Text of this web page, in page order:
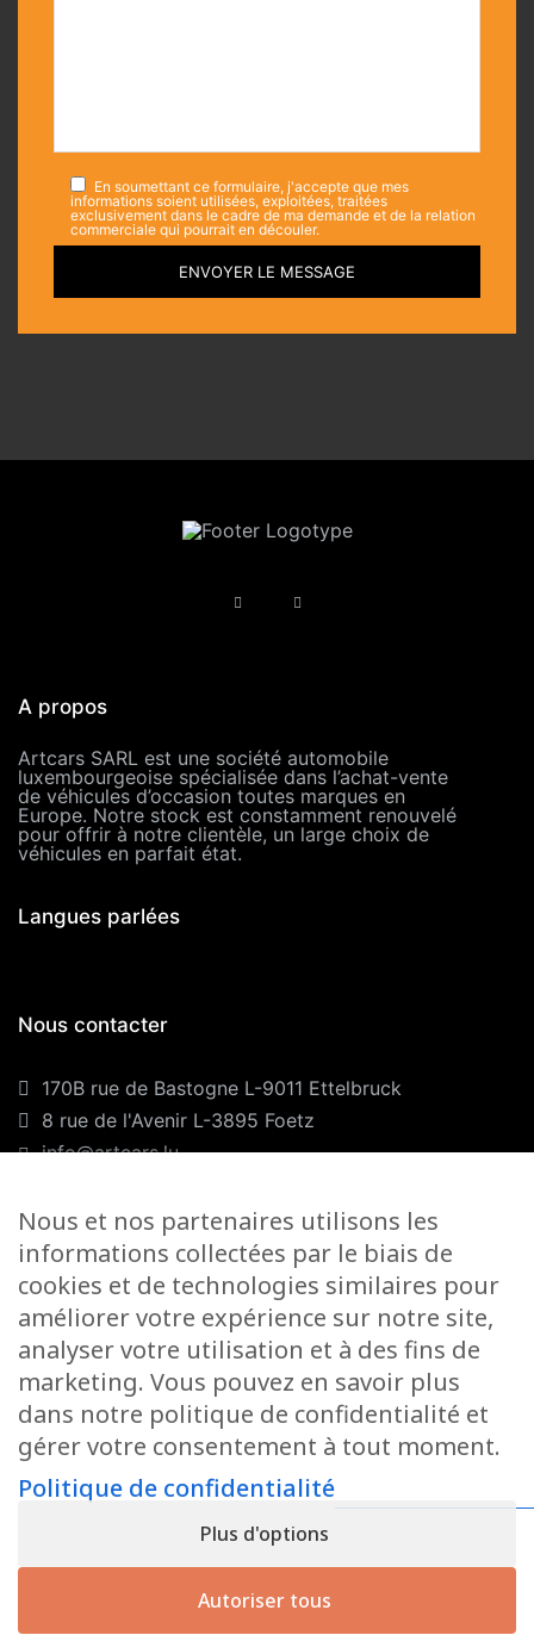
En soumettant ce formulaire, j'accepte que mes
informations soient utilisées, exploitées, traitées
exclusivement dans le cadre de ma demande et de la relation
commerciale qui pourrait en découler.
ENVOYER LE MESSAGE
A propos
Artcars SARL est une société automobile
luxembourgeoise spécialisée dans l’achat-vente
de véhicules d’occasion toutes marques en
Europe. Notre stock est constamment renouvelé
pour offrir à notre clientèle, un large choix de
véhicules en parfait état.
Langues parlées
Nous contacter
170B rue de Bastogne L-9011 Ettelbruck
8 rue de l'Avenir L-3895 Foetz
info@artcars.lu
GSM :+352 661 701 701
Nos horaires
Lundi-Vendredi :9H00/12H00 & 13H00/18H00
Samedi :
Foetz : 9H00/12H00
Ettelbruck :9H00/12H00
Fermé le dimanche
Artcars - Zuzarte Group - 2022 - Un site
Communication-Mentions légales-C.G.V.-Politique
Nous et nos partenaires utilisons les
informations collectées par le biais de
cookies et de technologies similaires pour
améliorer votre expérience sur notre site,
analyser votre utilisation et à des fins de
marketing. Vous pouvez en savoir plus
dans notre politique de confidentialité et
gérer votre consentement à tout moment.
Politique de confidentialité
Plus d'options
Autoriser tous